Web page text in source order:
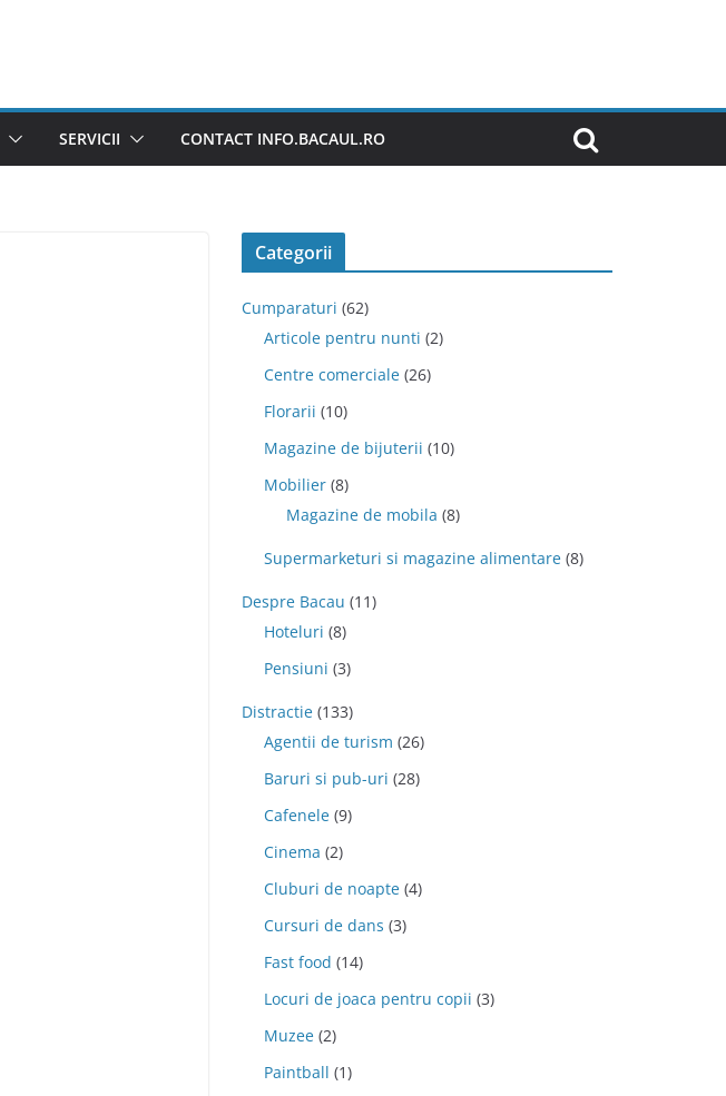
SERVICII CONTACT INFO.BACAUL.RO
Categorii
Cumparaturi (62)
Articole pentru nunti (2)
Centre comerciale (26)
Florarii (10)
Magazine de bijuterii (10)
Mobilier (8)
Magazine de mobila (8)
Supermarketuri si magazine alimentare (8)
Despre Bacau (11)
Hoteluri (8)
Pensiuni (3)
Distractie (133)
Agentii de turism (26)
Baruri si pub-uri (28)
Cafenele (9)
Cinema (2)
Cluburi de noapte (4)
Cursuri de dans (3)
Fast food (14)
Locuri de joaca pentru copii (3)
Muzee (2)
Paintball (1)